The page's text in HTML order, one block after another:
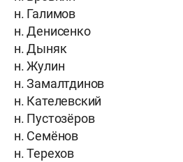
н. Галимов
н. Денисенко
н. Дыняк
н. Жулин
н. Замалтдинов
н. Кателевский
н. Пустозёров
н. Семёнов
н. Терехов